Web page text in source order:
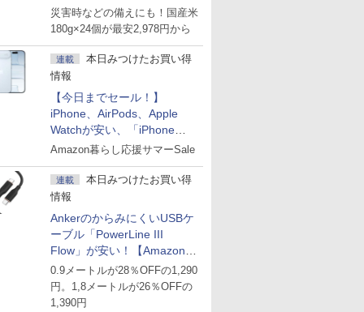
災害時などの備えにも！国産米
180g×24個が最安2,978円から
連載
本日みつけたお買い得
情報
【今日までセール！】
iPhone、AirPods、Apple
Watchが安い、「iPhone
Air」256GB版が139,800円な
Amazon暮らし応援サマーSale
連載
本日みつけたお買い得
情報
AnkerのからみにくいUSBケ
ーブル「PowerLine III
Flow」が安い！【Amazon暮
らし応援サマーSale】
0.9メートルが28％OFFの1,290
円。1,8メートルが26％OFFの
1,390円